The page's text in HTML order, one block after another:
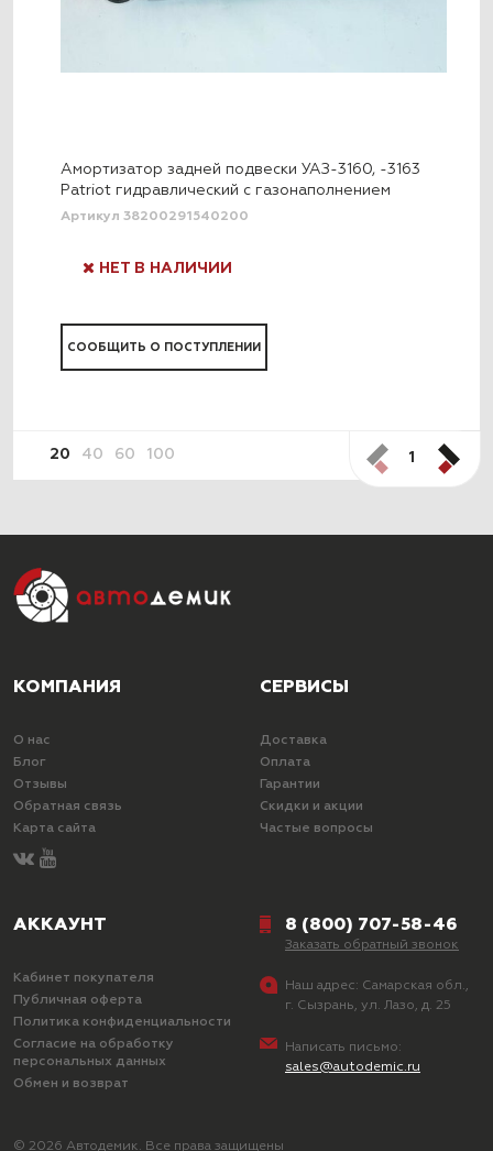
Амортизатор задней подвески УАЗ-3160, -3163
Patriot гидравлический с газонаполнением
Артикул 38200291540200
НЕТ В НАЛИЧИИ
СООБЩИТЬ О ПОСТУПЛЕНИИ
20 40 60 100 1
КОМПАНИЯ
О нас
Блог
Отзывы
Обратная связь
Карта сайта
СЕРВИСЫ
Доставка
Оплата
Гарантии
Скидки и акции
Частые вопросы
АККАУНТ
Кабинет покупателя
Публичная оферта
Политика конфиденциальности
Согласие на обработку
персональных данных
Обмен и возврат
8 (800) 707-58-46
Заказать обратный звонок
Наш адрес: Самарская обл.,
г. Сызрань, ул. Лазо, д. 25
Написать письмо:
sales@autodemic.ru
© 2026 Автодемик. Все права защищены